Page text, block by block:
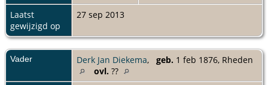
Laatst
gewijzigd op
27 sep 2013
Vader Derk Jan Diekema, geb. 1 feb 1876, Rheden
ovl. ??